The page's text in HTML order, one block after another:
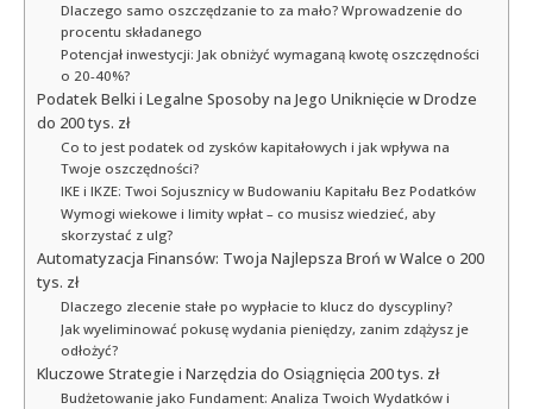
Dlaczego samo oszczędzanie to za mało? Wprowadzenie do
procentu składanego
Potencjał inwestycji: Jak obniżyć wymaganą kwotę oszczędności
o 20-40%?
Podatek Belki i Legalne Sposoby na Jego Uniknięcie w Drodze
do 200 tys. zł
Co to jest podatek od zysków kapitałowych i jak wpływa na
Twoje oszczędności?
IKE i IKZE: Twoi Sojusznicy w Budowaniu Kapitału Bez Podatków
Wymogi wiekowe i limity wpłat – co musisz wiedzieć, aby
skorzystać z ulg?
Automatyzacja Finansów: Twoja Najlepsza Broń w Walce o 200
tys. zł
Dlaczego zlecenie stałe po wypłacie to klucz do dyscypliny?
Jak wyeliminować pokusę wydania pieniędzy, zanim zdążysz je
odłożyć?
Kluczowe Strategie i Narzędzia do Osiągnięcia 200 tys. zł
Budżetowanie jako Fundament: Analiza Twoich Wydatków i